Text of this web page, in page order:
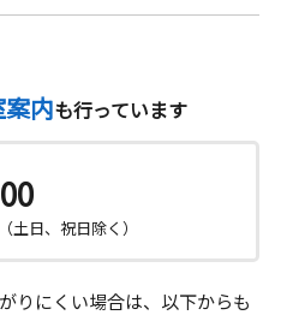
内も行っています
土日、祝日除く）
りにくい場合は、以下からも